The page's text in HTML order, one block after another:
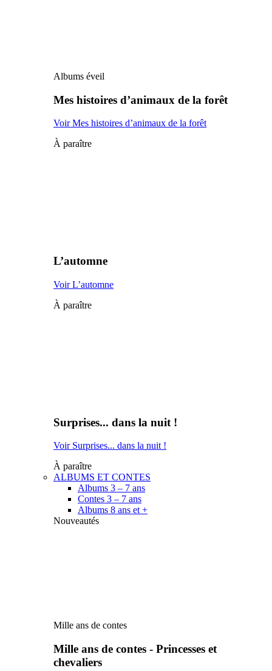
Albums éveil
Mes histoires d’animaux de la forêt
Voir Mes histoires d’animaux de la forêt
À paraître
L’automne
Voir L’automne
À paraître
Surprises... dans la nuit !
Voir Surprises... dans la nuit !
À paraître
ALBUMS ET CONTES
Albums 3 – 7 ans
Contes 3 – 7 ans
Albums 8 ans et +
Nouveautés
Mille ans de contes
Mille ans de contes - Princesses et
chevaliers